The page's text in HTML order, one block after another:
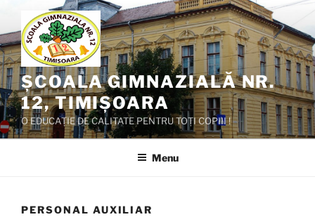
content
ȘCOALA GIMNAZIALĂ NR.
12, TIMIȘOARA
O EDUCAȚIE DE CALITATE PENTRU TOȚI COPIII !
Menu
PERSONAL AUXILIAR